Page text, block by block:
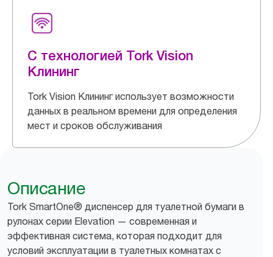
С технологией Tork Vision
Клининг
Tork Vision Клининг использует возможности
данных в реальном времени для определения
мест и сроков обслуживания
Описание
Tork SmartOne® диспенсер для туалетной бумаги в
рулонах серии Elevation — современная и
эффективная система, которая подходит для
условий эксплуатации в туалетных комнатах с